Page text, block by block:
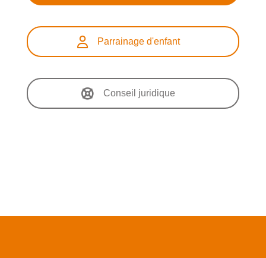
Parrainage d'enfant
Conseil juridique